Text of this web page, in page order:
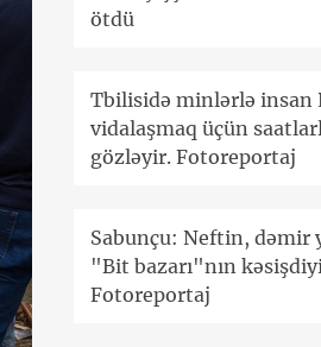
ötdü
Tbilisidə minlərlə insan
vidalaşmaq üçün
gözləyir. Fotoreportaj
Sabunçu: Neftin, dəmir
"Bit bazarı"nın
Fotoreportaj